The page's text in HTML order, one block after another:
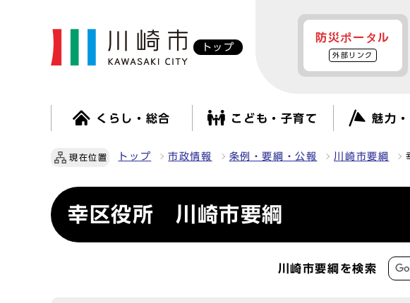
トップ
防災ポータル
外部リンク
くらし・総合 こども・子育て 魅力
現在位置 トップ 市政情報 条例・要綱・公報 川崎市要綱
幸区役所 川崎市要綱
川崎市要綱を検索